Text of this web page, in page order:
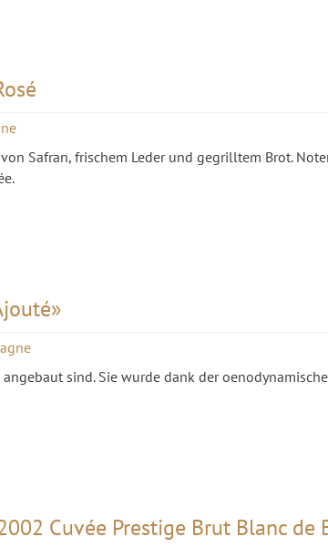
Safran, frischem Leder und gegrilltem Brot.
sind. Sie wurde dank der
Cuvée Prestige Brut Blanc de